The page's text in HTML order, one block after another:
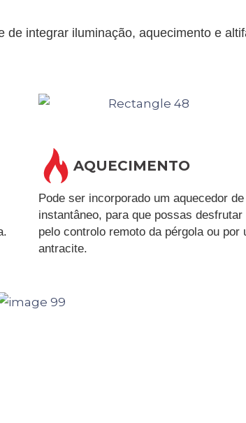
integrar iluminação, aquecimento e
AQUECIMENTO
Pode ser incorporado um aquecedor
instantâneo, para que possas
pelo controlo remoto da pérgola ou
antracite.